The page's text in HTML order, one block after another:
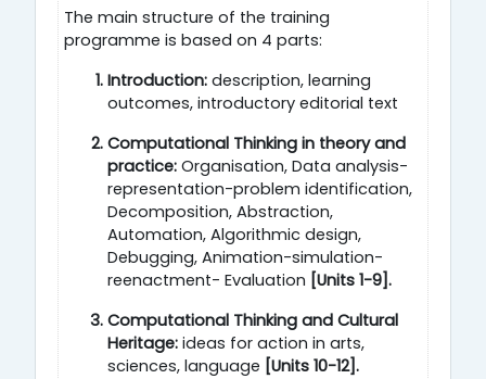
The main structure of the training
programme is based on 4 parts:
Introduction: description, learning
outcomes, introductory editorial text
Computational Thinking in theory and
practice: Organisation, Data analysis-
representation-problem identification,
Decomposition, Abstraction,
Automation, Algorithmic design,
Debugging, Animation-simulation-
reenactment- Evaluation [Units 1-9].
Computational Thinking and Cultural
Heritage: ideas for action in arts,
sciences, language [Units 10-12].